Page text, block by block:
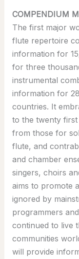
COMPENDIUM
The first major
flute repertoire
information for
for three
instrumental
information for
countries. It
to the twenty
from those for
flute, and
and chamber
singers, choirs
aims to promote
ignored by
programmers
continued to live
communities
will provide